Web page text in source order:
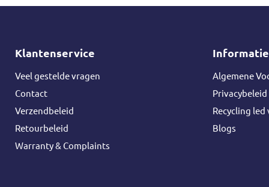
Klantenservice
Veel gestelde vragen
Contact
Verzendbeleid
Retourbeleid
Warranty & Complaints
Informatie
Algemene
Privacybeleid
Recycling
Blogs